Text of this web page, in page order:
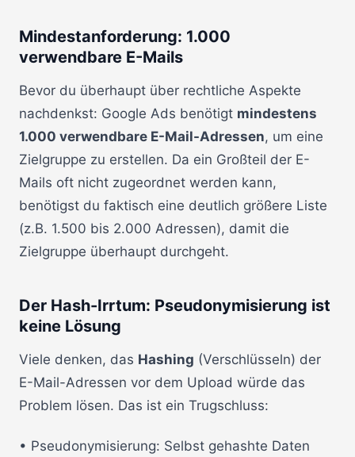
Mindestanforderung: 1.000
verwendbare E-Mails
Bevor du überhaupt über rechtliche Aspekte
nachdenkst: Google Ads benötigt mindestens
1.000 verwendbare E-Mail-Adressen, um eine
Zielgruppe zu erstellen. Da ein Großteil der E-
Mails oft nicht zugeordnet werden kann,
benötigst du faktisch eine deutlich größere Liste
(z.B. 1.500 bis 2.000 Adressen), damit die
Zielgruppe überhaupt durchgeht.
Der Hash-Irrtum: Pseudonymisierung ist
keine Lösung
Viele denken, das Hashing (Verschlüsseln) der
E-Mail-Adressen vor dem Upload würde das
Problem lösen. Das ist ein Trugschluss:
• Pseudonymisierung: Selbst gehashte Daten